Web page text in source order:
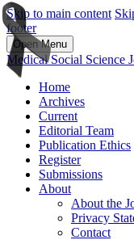
Skip to main content
footer
Open Menu
Medical Social Science
Home
Archives
Current
Editorial Team
Publication Ethics
Register
Submissions
About
About the
Privacy
Contact